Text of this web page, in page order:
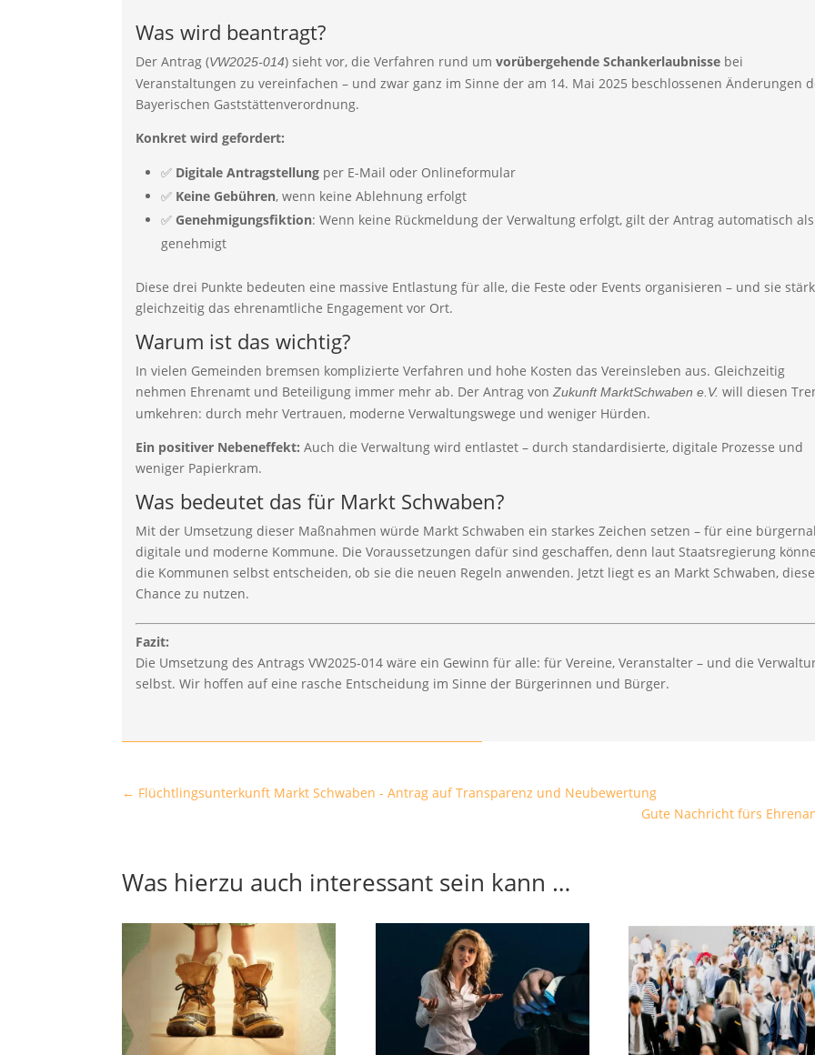
Waswird beantragt?
DerAntrag (VW2025-014)siehtvor,dieVerfahren rund umvorübergehendeSchankerlaubnisse bei
Veranstaltungenzuvereinfachen – undzwar ganz im Sinnederam 14. Mai 2025 beschlossenenÄnderungen
Bayerischen Gaststättenverordnung.
Konkretwirdgefordert:
✅ DigitaleAntragstellung per E-Mailoder Onlineformular
✅ Keine Gebühren,wenn keineAblehnung erfolgt
✅ Genehmigungsfiktion:Wenn keine RückmeldungderVerwaltung erfolgt, giltderAntragautomatischals
genehmigt
Diesedrei Punkte bedeuten eine massive Entlastungfüralle,die Festeoder Eventsorganisieren – undsie
gleichzeitigdas ehrenamtliche Engagementvor Ort.
Warum ist daswichtig?
Invielen Gemeinden bremsen komplizierteVerfahren und hohe KostendasVereinslebenaus. Gleichzeitig
nehmen Ehrenamt und Beteiligung immer mehrab. DerAntragvonZukunftMarktSchwabene. V. willdiesen
umkehren:durch mehrVertrauen, moderneVerwaltungswege undweniger Hürden.
Ein positiver Nebeneffekt: AuchdieVerwaltungwird entlastet –durchstandardisierte,digitale Prozesse und
weniger Papierkram.
Was bedeutet dasfür Markt Schwaben?
Mitder Umsetzungdieser Maßnahmenwürde Markt Schwaben einstarkesZeichensetzen –für eine
digitale und moderne Kommune. DieVoraussetzungendafürsind geschaffen,denn laut Staatsregierung
die Kommunenselbst entscheiden,obsiedie neuen Regelnanwenden. Jetzt liegt esan Markt Schwaben,diese
Chancezu nutzen.
Fazit:
Die UmsetzungdesAntragsVW2025-014wäre ein Gewinnfüralle:fürVereine,Veranstalter – unddie
selbst.Wir hoffenauf eine rasche Entscheidung im Sinneder Bürgerinnen und Bürger.
← Flüchtlingsunterkunft Markt Schwaben - Antrag auf Transparenz und Neubewertung
Gute Nachricht fürs
Was hierzu auch interessant sein kann …